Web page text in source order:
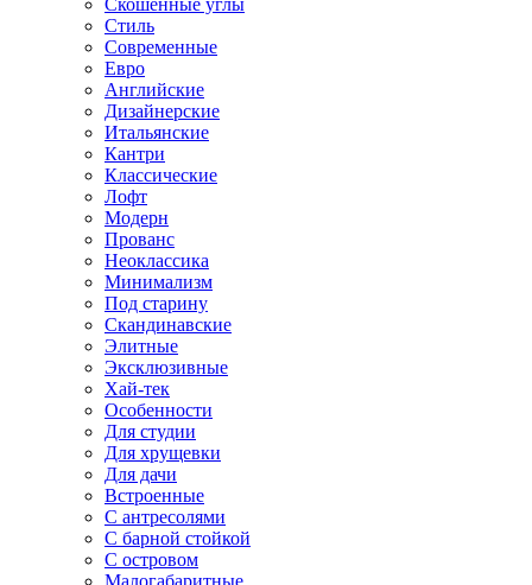
Скошенные углы
Стиль
Современные
Евро
Английские
Дизайнерские
Итальянские
Кантри
Классические
Лофт
Модерн
Прованс
Неоклассика
Минимализм
Под старину
Скандинавские
Элитные
Эксклюзивные
Хай-тек
Особенности
Для студии
Для хрущевки
Для дачи
Встроенные
С антресолями
С барной стойкой
С островом
Малогабаритные